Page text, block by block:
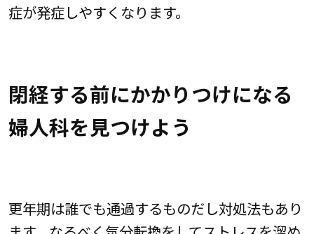
症が発症しやすくなります。
閉経する前にかかりつけになる
婦人科を見つけよう
更年期は誰でも通過するものだし対処法もあり